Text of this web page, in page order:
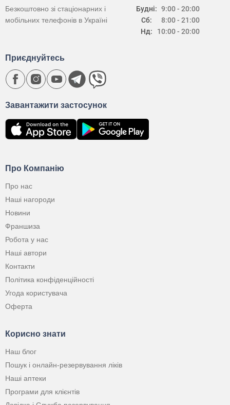
Будні:
Сб:
Нд:
9:00 - 20:00
8:00 - 21:00
10:00 - 20:00
Безкоштовно зі стаціонарних і
мобільних телефонів в Україні
Про Компанію
Про нас
Наші нагороди
Новини
Франшиза
Робота у нас
Наші автори
Контакти
Політика конфіденційності
Угода користувача
Оферта
Корисно знати
Наш блог
Пошук і онлайн-резервування ліків
Наші аптеки
Програми для клієнтів
Завантажити застосунок
Приєднуйтесь